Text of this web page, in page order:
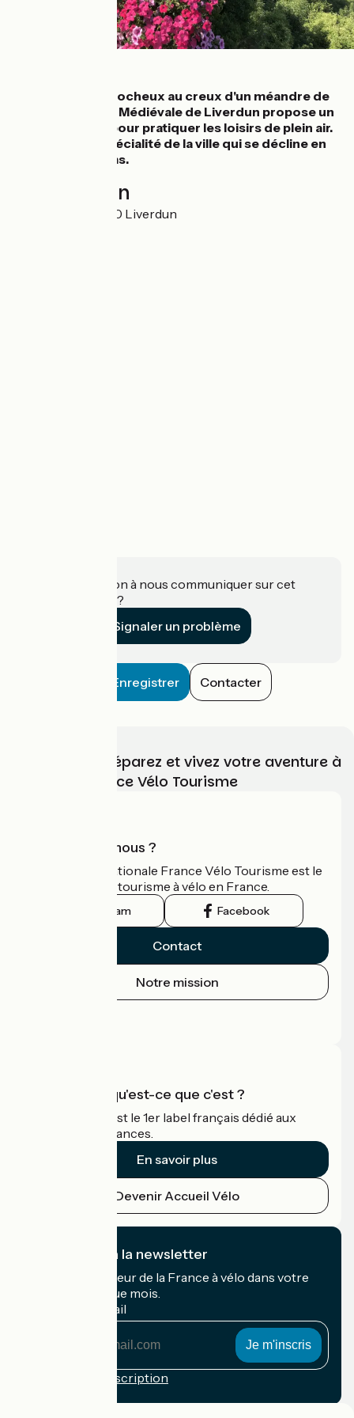
Sur son éperon rocheux au creux d'un méandre de
la Moselle, la cité Médiévale de Liverdun propose un
cadre agréable pour pratiquer les loisirs de plein air.
La madeleine, spécialité de la ville qui se décline en
plusieurs parfums.
Localisation
6 Rue Adam 54460 Liverdun
Une information à nous communiquer sur cet
établissement ?
Signaler un problème
Enregistrer Contacter
Choisissez, préparez et vivez votre aventure à
vélo avec France Vélo Tourisme
Qui sommes-nous ?
L'association nationale France Vélo Tourisme est le
guide officiel du tourisme à vélo en France.
Instagram Facebook
Contact
Notre mission
Accueil Vélo qu'est-ce que c'est ?
Accueil Vélo c'est le 1er label français dédié aux
cyclistes en vacances.
En savoir plus
Devenir Accueil Vélo
Je m'abonne à la newsletter
Recevez le meilleur de la France à vélo dans votre
boîte mail chaque mois.
Mon adresse mail
Conditions d'inscription